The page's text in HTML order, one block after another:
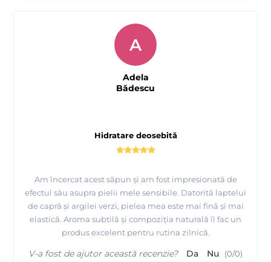
Hidratare deosebită
Am încercat acest săpun și am fost impresionată de
efectul său asupra pielii mele sensibile. Datorită laptelui
de capră și argilei verzi, pielea mea este mai fină și mai
elastică. Aroma subtilă și compoziția naturală îl fac un
produs excelent pentru rutina zilnică.
A
Adela
Bădescu
V-a fost de ajutor această recenzie? Da Nu (0/0)